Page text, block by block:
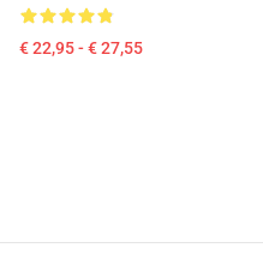
€ 22,95 - € 27,55